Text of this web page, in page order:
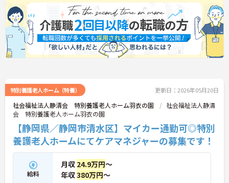
特別養護老人ホーム（特養） 更新日：2026年05月20日
社会福祉法人静清会 特別養護老人ホーム羽衣の園
社会福祉法人静清
会 特別養護老人ホーム羽衣の園
【静岡県／静岡市清水区】マイカー通勤可◎特別
養護老人ホームにてケアマネジャーの募集です！
給料
月収 24.9万円～
年収380万円～